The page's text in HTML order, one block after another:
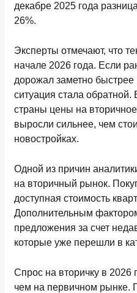
декабре 2025 года
26%.
Эксперты отмечают, что
начале 2026 года. Если
дорожал заметно быстрее
ситуация стала обратной.
страны цены на
выросли сильнее, чем
новостройках.
Одной из причин
на вторичный рынок.
доступная стоимость
Дополнительным
предложения за счет
которые уже перешли в
Спрос на вторичку в 2026
чем на первичном рынке.